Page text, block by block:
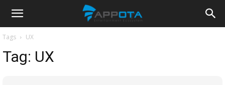
Appota
News
Tags UX
Tag: UX